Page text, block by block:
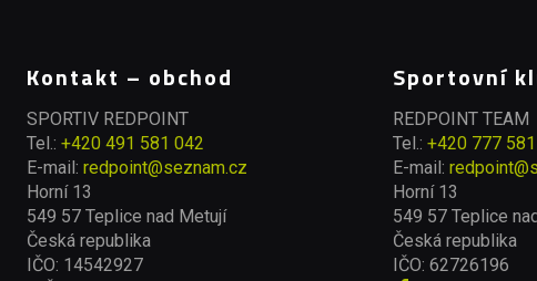
Kontakt – obchod
SPORTIV REDPOINT
Tel.: +420 491 581 042
E-mail: redpoint@seznam.cz
Horní 13
549 57 Teplice nad Metují
Česká republika
IČO: 14542927
Sportovní
REDPOINT TEAM
Tel.: +420 777
E-mail:
Horní 13
549 57 Teplice
Česká republika
IČO: 62726196